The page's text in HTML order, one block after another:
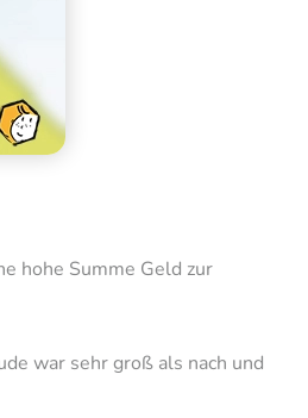
hohe Summe Geld zur
war sehr groß als nach und